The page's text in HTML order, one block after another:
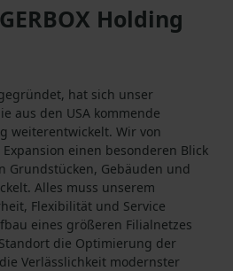
Holding
hat sich unser
aus den USA kommende
weiterentwickelt. Wir von
Expansion einen besonderen Blick
Grundstücken, Gebäuden und
Alles muss unserem
Flexibilität und Service
eines größeren Filialnetzes
die Optimierung der
Verlässlichkeit modernster